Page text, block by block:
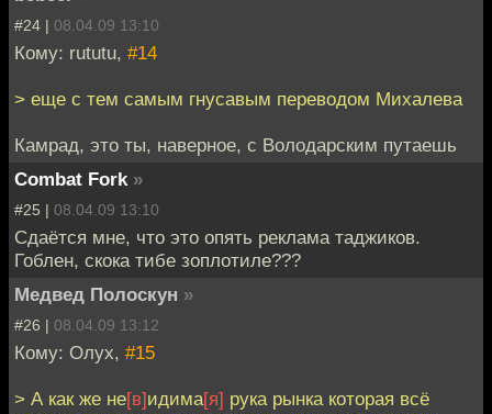
#24 | 08.04.09 13:10
Кому: rututu, #14
> еще с тем самым гнусавым переводом Михалева
Камрад, это ты, наверное, с Володарским путаешь
Combat Fork »
#25 | 08.04.09 13:10
Сдаётся мне, что это опять реклама таджиков.
Гоблен, скока тибе зоплотиле???
Медвед Полоскун »
#26 | 08.04.09 13:12
Кому: Олух, #15
> А как же не[в]идима[я] рука рынка которая всё